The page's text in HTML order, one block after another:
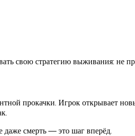
свою стратегию выживания: не
прокачки. Игрок открывает
даже смерть — это шаг вперёд.